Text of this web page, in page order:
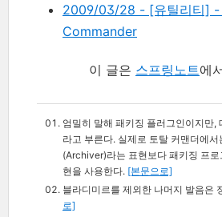
2009/03/28 - [유틸리티] -
Commander
이 글은 스프링노트에
엄밀히 말해 패키징 플러그인이지만,
라고 부른다. 실제로 토탈 커맨더에서
(Archiver)라는 표현보다 패키징 프
현을 사용한다. [본문으로]
블라디미르를 제외한 나머지 발음은
로]